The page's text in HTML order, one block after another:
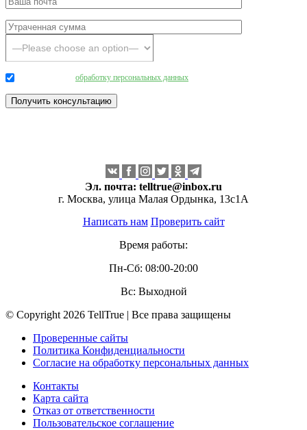
обработку персональных данных
Эл. почта: telltrue@inbox.ru
г. Москва, улица Малая Ордынка, 13с1А
Написать нам Проверить сайт
Время работы:
Пн-Сб: 08:00-20:00
Вс: Выходной
© Copyright 2026 TellTrue | Все права защищены
Проверенные сайты
Политика Конфиденциальности
Согласие на обработку персональных данных
Контакты
Карта сайта
Отказ от ответственности
Пользовательское соглашение